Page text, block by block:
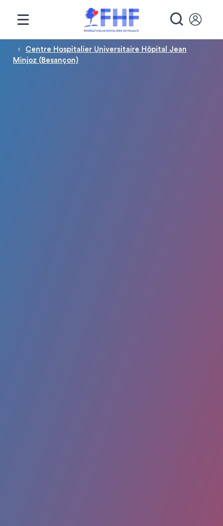
Fil d'Ariane
Centre Hospitalier Universitaire Hôpital Jean
Minjoz (Besançon)
Panneau de gestion des cookies